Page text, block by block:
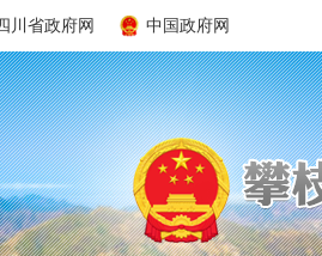
川省政府网 中国政府网